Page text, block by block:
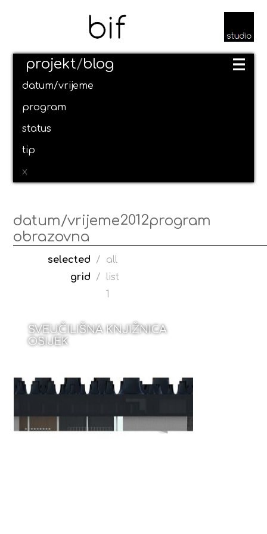
projekt/blog
datum/vrijeme
program
status
tip
x
datum/vrijeme2012program
obrazovna
selected /
all
grid
/
list
1
SVEUČILIŠNA KNJIŽNICA
OSIJEK